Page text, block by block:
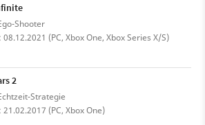
Shooter
08.12.2021 (PC, Xbox One, Xbox Series X/S)
2
Strategie
21.02.2017 (PC, Xbox One)